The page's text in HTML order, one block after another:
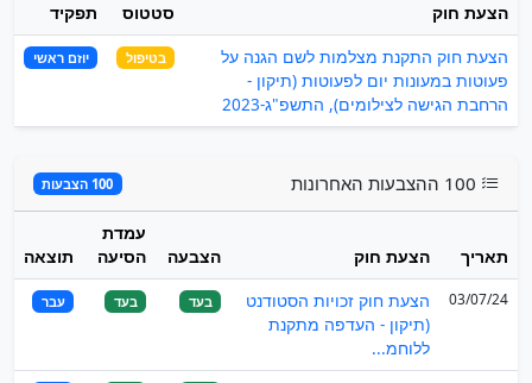
הצעת חוק סטטוס
תפקיד
הצעת חוק התקנת מצלמות לשם הגנה על
פעוטות במעונות יום לפעוטות (תיקון -
הרחבת הגישה לצילומים), התשפ"ג-2023
בטיפול יוזם ראשי
100 הצבעות
תאריך הצעת חוק הצבעה
עמדת
הסיעה
תוצאה
03/07/24
הצעת חוק זכויות הסטודנט
(תיקון - העדפה מתקנת
ללוחמ...
בעד בעד עבר